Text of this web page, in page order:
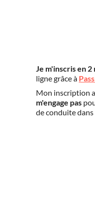
Je m'inscris en 2
ligne grâce à
Mon inscription
m'engage pas
de conduite